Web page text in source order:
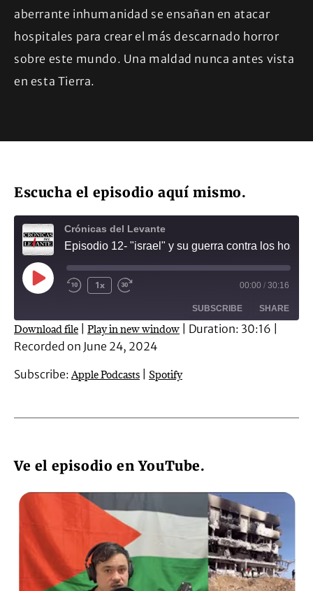
aberrante inhumanidad se ensañan en atacar
hospitales para crear el más descarnado horror
sobre este mundo. Una maldad nunca antes vista
en esta Tierra.
Escucha el episodio aquí mismo.
Crónicas del Levante
1x 00:00 / 30:16
SUBSCRIBE SHARE
Apple Podcasts
RSS FEED
SHARE
LINK
Download file Play in new window Duration: 30:16
Recorded on June 24, 2024
Subscribe: Apple Podcasts Spotify
Ve el episodio en YouTube.